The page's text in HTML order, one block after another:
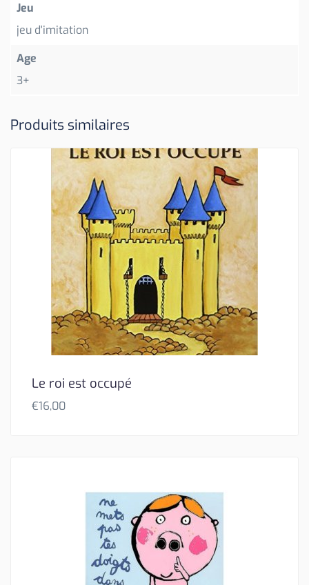
Jeu
jeu d'imitation
Age
3+
Produits similaires
Le roi est occupé
€16,00